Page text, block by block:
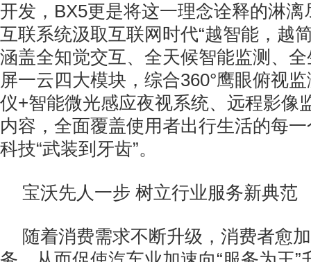
开发，BX5更是将这一理念诠释的淋
互联系统汲取互联网时代“越智能，越
涵盖全知觉交互、全天候智能监测、
屏一云四大模块，综合360°鹰眼俯视
仪+智能微光感应夜视系统、远程影像
内容，全面覆盖使用者出行生活的每
科技“武装到牙齿”。
宝沃先人一步 树立行业服务新典范
随着消费需求不断升级，消费者愈